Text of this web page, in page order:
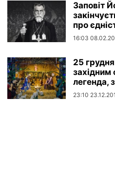
Заповіт
про
16:03
25
західним
легенда,
23:10